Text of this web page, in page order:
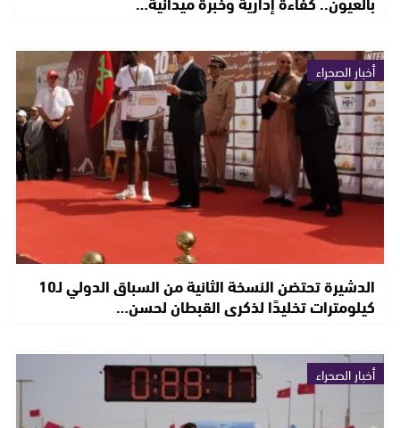
أخبار الصحراء
الدشيرة تحتضن النسخة الثانية من السباق الدولي لـ10
كيلومترات تخليدًا لذكرى القبطان لحسن…
أخبار الصحراء